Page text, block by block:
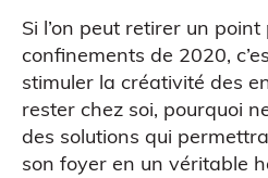
Si l’on peut retirer un
confinements de 2020,
stimuler la créativité des
rester chez soi, pourquoi
des solutions qui
son foyer en un véritable